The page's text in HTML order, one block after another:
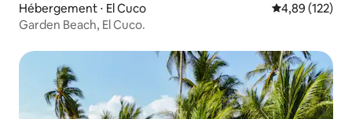
Hébergement ⋅ El Cuco Évaluation
4,89 (122)
Garden Beach, El Cuco.